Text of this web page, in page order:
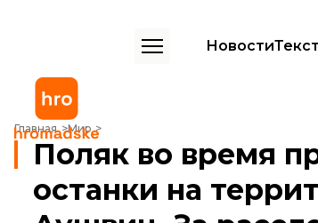
Новости
Главная Мир
Поляк во время прогулки нашел человеческие
Поляк во время
останки на